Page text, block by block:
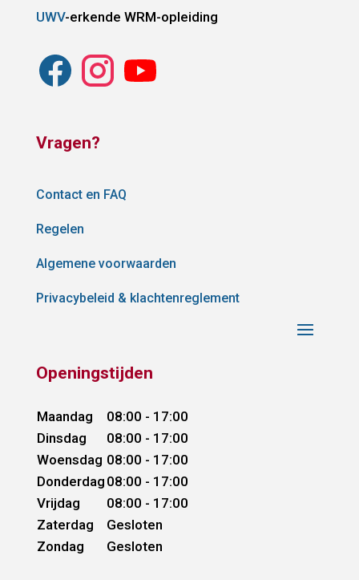
UWV-erkende WRM-opleiding
Vragen?
Contact en FAQ
Regelen
Algemene voorwaarden
Privacybeleid & klachtenreglement
Openingstijden
Maandag
08:00 - 17:00
Dinsdag
08:00 - 17:00
Woensdag 08:00 - 17:00
Donderdag 08:00 - 17:00
Vrijdag
08:00 - 17:00
Zaterdag
Gesloten
Zondag
Gesloten